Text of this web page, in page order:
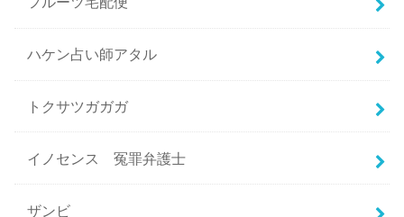
ハケン占い師アタル
トクサツガガガ
イノセンス 冤罪弁護士
ザンビ